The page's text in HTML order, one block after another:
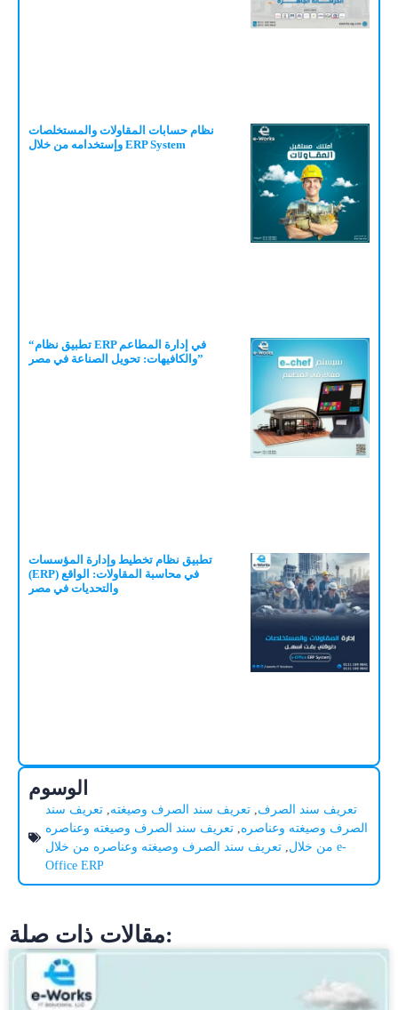
نظام حسابات المقاولات والمستخلصات
وإستخدامه من خلال ERP System
“تطبيق نظام ERP في إدارة المطاعم
والكافيهات: تحويل الصناعة في مصر”
تطبيق نظام تخطيط وإدارة المؤسسات
(ERP) في محاسبة المقاولات: الواقع
والتحديات في مصر
الوسوم
تعريف سند الصرف, تعريف سند الصرف وصيغته, تعريف سند
الصرف وصيغته وعناصره, تعريف سند الصرف وصيغته وعناصره
من خلال, تعريف سند الصرف وصيغته وعناصره من خلال e-
Office ERP
مقالات ذات صلة: